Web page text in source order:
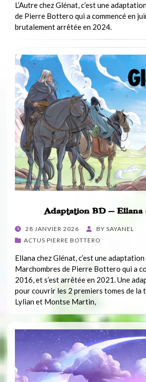
L’Autre chez Glénat, c’est une
de Pierre Bottero qui a commencé en
brutalement arrêtée en 2024.
Adaptation BD – Ellana
POSTED
ON
28 JANVIER 2026 BY SAYANEL
ACTUS PIERRE BOTTERO
Ellana chez Glénat, c’est une
Marchombres de Pierre Bottero qui a
2016, et s’est arrêtée en 2021. Une
pour couvrir les 2 premiers tomes de la
Lylian et Montse Martin,